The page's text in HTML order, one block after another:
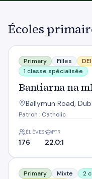
Écoles
Bantiarna na mBuanna
Primary Filles
1 classe spécialisée
Bantiarna na
Ballymun Road,
Patron : Catholic
ÉLÈVES
176
PTR
22.0:1
Corpus Christi N S
Primary Mixte
2